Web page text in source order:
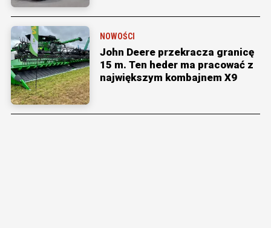
NOWOŚCI
John Deere przekracza granicę
15 m. Ten heder ma pracować z
największym kombajnem X9